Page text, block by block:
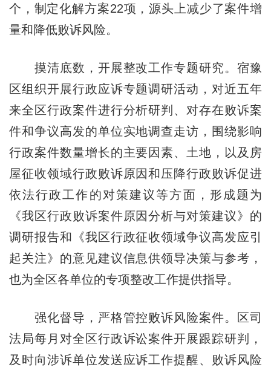
个，制定化解方案22项，源头上减少了案件增
量和降低败诉风险。
摸清底数，开展整改工作专题研究。宿豫
区组织开展行政应诉专题调研活动，对近五年
来全区行政案件进行分析研判、对存在败诉案
件和争议高发的单位实地调查走访，围绕影响
行政案件数量增长的主要因素、土地，以及房
屋征收领域行政败诉原因和压降行政败诉促进
依法行政工作的对策建议等方面，形成题为
《我区行政败诉案件原因分析与对策建议》的
调研报告和《我区行政征收领域争议高发应引
起关注》的意见建议信息供领导决策与参考，
也为全区各单位的专项整改工作提供指导。
强化督导，严格管控败诉风险案件。区司
法局每月对全区行政诉讼案件开展跟踪研判，
及时向涉诉单位发送应诉工作提醒、败诉风险